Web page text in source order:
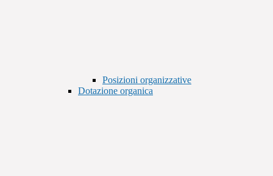
Posizioni organizzative
Dotazione organica